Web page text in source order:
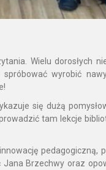
Wielu dorosłych
wyrobić
się dużą
tam lekcje
pedagogiczną,
Brzechwy oraz